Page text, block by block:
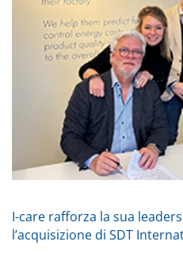
I-care rafforza la sua
l’acquisizione di SDT